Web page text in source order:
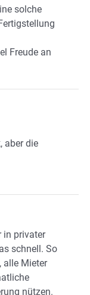
solche
Freude an
aber die
in privater
schnell. So
alle Mieter
nützen.